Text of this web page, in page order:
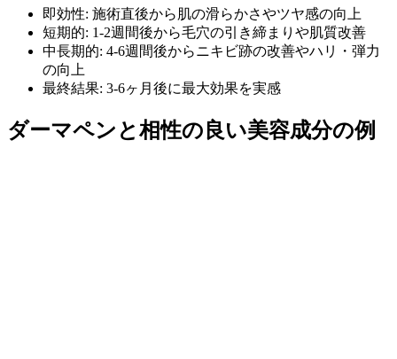
即効性: 施術直後から肌の滑らかさやツヤ感の向上
短期的: 1-2週間後から毛穴の引き締まりや肌質改善
中長期的: 4-6週間後からニキビ跡の改善やハリ・弾力
の向上
最終結果: 3-6ヶ月後に最大効果を実感
ダーマペンと相性の良い美容成分の例